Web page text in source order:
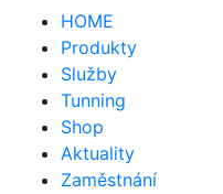
HOME
Produkty
Služby
Tunning
Shop
Aktuality
Zaměstnání